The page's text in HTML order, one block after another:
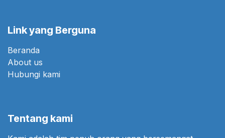
Link yang Berguna
Beranda
About us
Hubungi kami
Tentang kami